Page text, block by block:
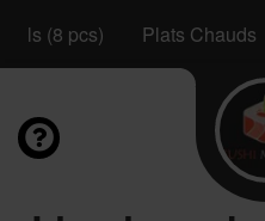
(8 pcs) Plats Chauds